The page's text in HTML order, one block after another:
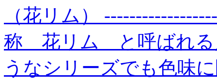
（花リム）
称 花リム と呼ばれる
うなシリーズでも色味